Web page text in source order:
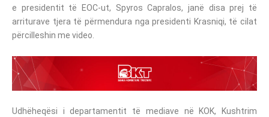
e presidentit të EOC-ut, Spyros Capralos, janë disa prej të
arriturave tjera të përmendura nga presidenti Krasniqi, të cilat
përcilleshin me video.
Udhëheqësi i departamentit të mediave në KOK, Kushtrim